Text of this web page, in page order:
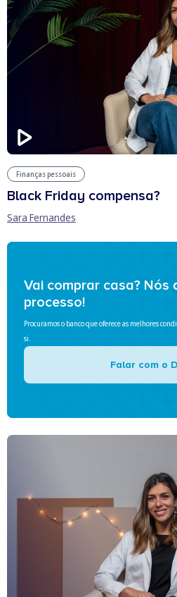
Finanças pessoais
Black Friday compensa?
Sara Fernandes
Vai comprar casa? Nós
processo!
Procuramos o banco que oferece as melhores
si.
Falar com o